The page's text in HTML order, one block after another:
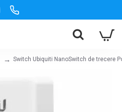
Switch Ubiquiti NanoSwitch de trecere